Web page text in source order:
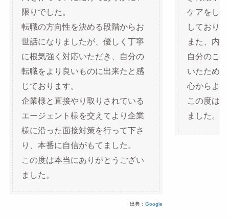
限りでした。
転職の方向性を決める段階からお
世話になりましたが、優しく丁寧
に根気強く対応いただき、自分の
転職をより良いものに出来たと感
じております。
企業様と直接やり取りされている
エージェント様を交えてより企業
様に沿った面接対策を行って下さ
り、本番に自信がもてました。
この度は本当にありがとうござい
ました。
出典： Google
ケアをし
しており
また、内
自分のこ
いたため
心からよ
この度は
ました。